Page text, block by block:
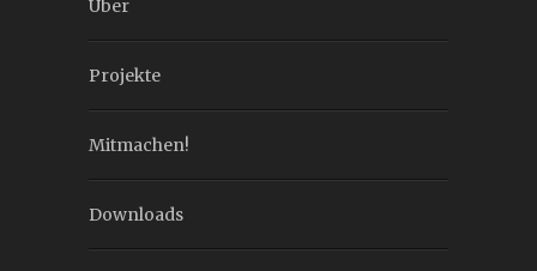
Über
Projekte
Mitmachen!
Downloads